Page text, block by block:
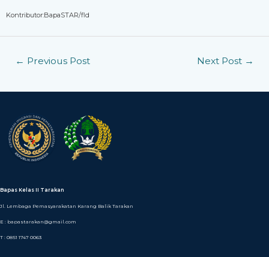
Kontributor:BapaSTAR/fld
← Previous Post Next Post →
Bapas Kelas II Tarakan
Jl. Lembaga Pemasyarakatan Karang Balik Tarakan
E : bapastarakan@gmail.com
T : 0851 1747 0063